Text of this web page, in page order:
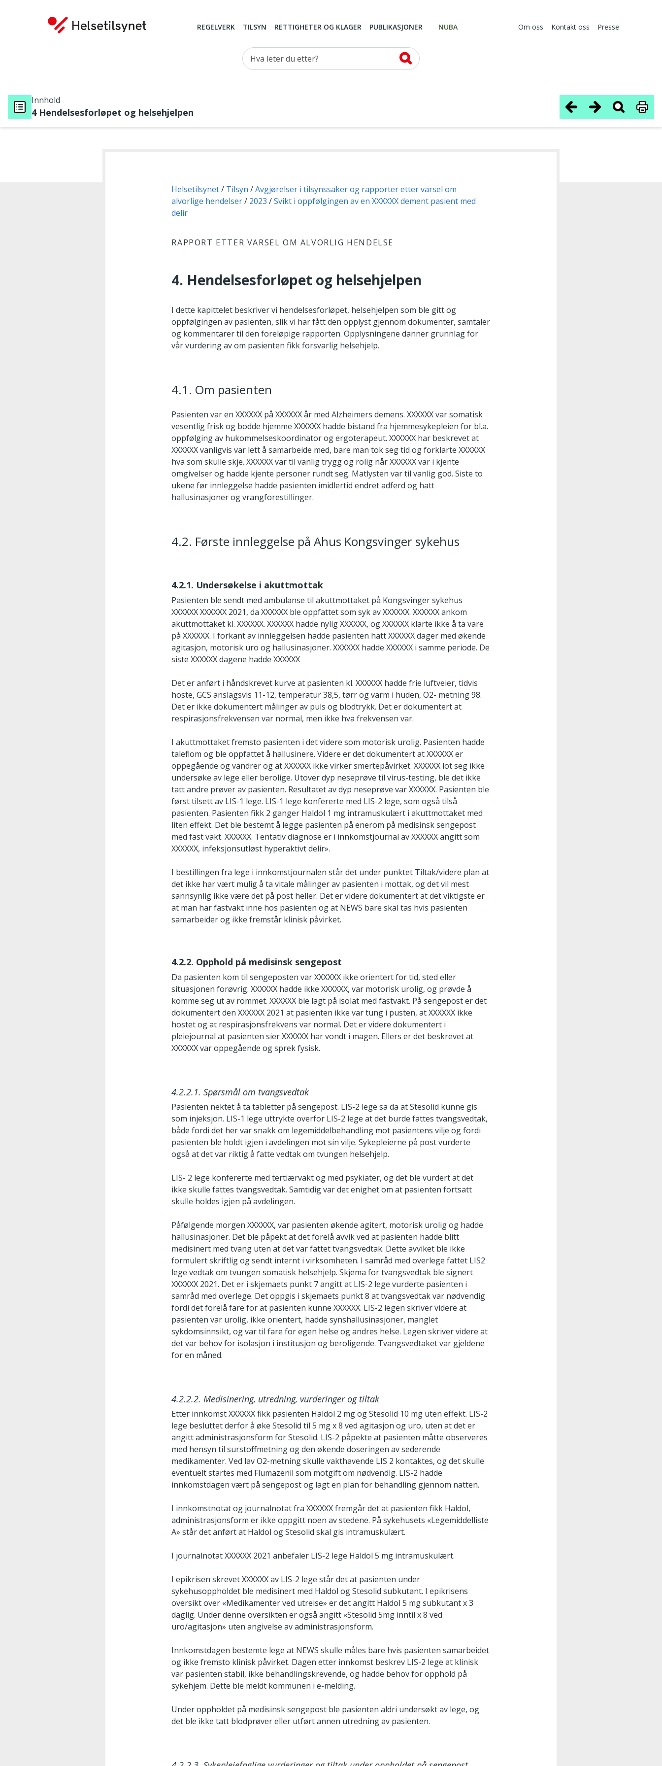
REGELVERK TILSYN RETTIGHETER OG KLAGER PUBLIKASJONER NUBA Om oss Kontakt oss Presse
Hva leter du etter?
Innhold
4 Hendelsesforløpet og helsehjelpen
Du er her:
Helsetilsynet Tilsyn
Avgjørelser i tilsynssaker og rapporter etter varsel om
alvorlige hendelser
2023
Svikt i oppfølgingen av en XXXXXX dement pasient med
delir
RAPPORT ETTER VARSEL OM ALVORLIG HENDELSE
4. Hendelsesforløpet og helsehjelpen
I dette kapittelet beskriver vi hendelsesforløpet, helsehjelpen som ble gitt og
oppfølgingen av pasienten, slik vi har fått den opplyst gjennom dokumenter, samtaler
og kommentarer til den foreløpige rapporten. Opplysningene danner grunnlag for
vår vurdering av om pasienten fikk forsvarlig helsehjelp.
4.1. Om pasienten
Pasienten var en XXXXXX på XXXXXX år med Alzheimers demens. XXXXXX var somatisk
vesentlig frisk og bodde hjemme XXXXXX hadde bistand fra hjemmesykepleien for bl.a.
oppfølging av hukommelseskoordinator og ergoterapeut. XXXXXX har beskrevet at
XXXXXX vanligvis var lett å samarbeide med, bare man tok seg tid og forklarte XXXXXX
hva som skulle skje. XXXXXX var til vanlig trygg og rolig når XXXXXX var i kjente
omgivelser og hadde kjente personer rundt seg. Matlysten var til vanlig god. Siste to
ukene før innleggelse hadde pasienten imidlertid endret adferd og hatt
hallusinasjoner og vrangforestillinger.
4.2. Første innleggelse på Ahus Kongsvinger sykehus
4.2.1. Undersøkelse i akuttmottak
Pasienten ble sendt med ambulanse til akuttmottaket på Kongsvinger sykehus
XXXXXX XXXXXX 2021, da XXXXXX ble oppfattet som syk av XXXXXX. XXXXXX ankom
akuttmottaket kl. XXXXXX. XXXXXX hadde nylig XXXXXX, og XXXXXX klarte ikke å ta vare
på XXXXXX. I forkant av innleggelsen hadde pasienten hatt XXXXXX dager med økende
agitasjon, motorisk uro og hallusinasjoner. XXXXXX hadde XXXXXX i samme periode. De
siste XXXXXX dagene hadde XXXXXX
Det er anført i håndskrevet kurve at pasienten kl. XXXXXX hadde frie luftveier, tidvis
hoste, GCS anslagsvis 11-12, temperatur 38,5, tørr og varm i huden, O2- metning 98.
Det er ikke dokumentert målinger av puls og blodtrykk. Det er dokumentert at
respirasjonsfrekvensen var normal, men ikke hva frekvensen var.
I akuttmottaket fremsto pasienten i det videre som motorisk urolig. Pasienten hadde
taleflom og ble oppfattet å hallusinere. Videre er det dokumentert at XXXXXX er
oppegående og vandrer og at XXXXXX ikke virker smertepåvirket. XXXXXX lot seg ikke
undersøke av lege eller berolige. Utover dyp neseprøve til virus-testing, ble det ikke
tatt andre prøver av pasienten. Resultatet av dyp neseprøve var XXXXXX. Pasienten ble
først tilsett av LIS-1 lege. LIS-1 lege konfererte med LIS-2 lege, som også tilså
pasienten. Pasienten fikk 2 ganger Haldol 1 mg intramuskulært i akuttmottaket med
liten effekt. Det ble bestemt å legge pasienten på enerom på medisinsk sengepost
med fast vakt. XXXXXX. Tentativ diagnose er i innkomstjournal av XXXXXX angitt som
XXXXXX, infeksjonsutløst hyperaktivt delir».
I bestillingen fra lege i innkomstjournalen står det under punktet Tiltak/videre plan at
det ikke har vært mulig å ta vitale målinger av pasienten i mottak, og det vil mest
sannsynlig ikke være det på post heller. Det er videre dokumentert at det viktigste er
at man har fastvakt inne hos pasienten og at NEWS bare skal tas hvis pasienten
samarbeider og ikke fremstår klinisk påvirket.
4.2.2. Opphold på medisinsk sengepost
Da pasienten kom til sengeposten var XXXXXX ikke orientert for tid, sted eller
situasjonen forøvrig. XXXXXX hadde ikke XXXXXX, var motorisk urolig, og prøvde å
komme seg ut av rommet. XXXXXX ble lagt på isolat med fastvakt. På sengepost er det
dokumentert den XXXXXX 2021 at pasienten ikke var tung i pusten, at XXXXXX ikke
hostet og at respirasjonsfrekvens var normal. Det er videre dokumentert i
pleiejournal at pasienten sier XXXXXX har vondt i magen. Ellers er det beskrevet at
XXXXXX var oppegående og sprek fysisk.
4.2.2.1. Spørsmål om tvangsvedtak
Pasienten nektet å ta tabletter på sengepost. LIS-2 lege sa da at Stesolid kunne gis
som injeksjon. LIS-1 lege uttrykte overfor LIS-2 lege at det burde fattes tvangsvedtak,
både fordi det her var snakk om legemiddelbehandling mot pasientens vilje og fordi
pasienten ble holdt igjen i avdelingen mot sin vilje. Sykepleierne på post vurderte
også at det var riktig å fatte vedtak om tvungen helsehjelp.
LIS- 2 lege konfererte med tertiærvakt og med psykiater, og det ble vurdert at det
ikke skulle fattes tvangsvedtak. Samtidig var det enighet om at pasienten fortsatt
skulle holdes igjen på avdelingen.
Påfølgende morgen XXXXXX, var pasienten økende agitert, motorisk urolig og hadde
hallusinasjoner. Det ble påpekt at det forelå avvik ved at pasienten hadde blitt
medisinert med tvang uten at det var fattet tvangsvedtak. Dette avviket ble ikke
formulert skriftlig og sendt internt i virksomheten. I samråd med overlege fattet LIS2
lege vedtak om tvungen somatisk helsehjelp. Skjema for tvangsvedtak ble signert
XXXXXX 2021. Det er i skjemaets punkt 7 angitt at LIS-2 lege vurderte pasienten i
samråd med overlege. Det oppgis i skjemaets punkt 8 at tvangsvedtak var nødvendig
fordi det forelå fare for at pasienten kunne XXXXXX. LIS-2 legen skriver videre at
pasienten var urolig, ikke orientert, hadde synshallusinasjoner, manglet
sykdomsinnsikt, og var til fare for egen helse og andres helse. Legen skriver videre at
det var behov for isolasjon i institusjon og beroligende. Tvangsvedtaket var gjeldene
for en måned.
4.2.2.2. Medisinering, utredning, vurderinger og tiltak
Etter innkomst XXXXXX fikk pasienten Haldol 2 mg og Stesolid 10 mg uten effekt. LIS-2
lege besluttet derfor å øke Stesolid til 5 mg x 8 ved agitasjon og uro, uten at det er
angitt administrasjonsform for Stesolid. LIS-2 påpekte at pasienten måtte observeres
med hensyn til surstoffmetning og den økende doseringen av sederende
medikamenter. Ved lav O2-metning skulle vakthavende LIS 2 kontaktes, og det skulle
eventuelt startes med Flumazenil som motgift om nødvendig. LIS-2 hadde
innkomstdagen vært på sengepost og lagt en plan for behandling gjennom natten.
I innkomstnotat og journalnotat fra XXXXXX fremgår det at pasienten fikk Haldol,
administrasjonsform er ikke oppgitt noen av stedene. På sykehusets «Legemiddelliste
A» står det anført at Haldol og Stesolid skal gis intramuskulært.
I journalnotat XXXXXX 2021 anbefaler LIS-2 lege Haldol 5 mg intramuskulært.
I epikrisen skrevet XXXXXX av LIS-2 lege står det at pasienten under
sykehusoppholdet ble medisinert med Haldol og Stesolid subkutant. I epikrisens
oversikt over «Medikamenter ved utreise» er det angitt Haldol 5 mg subkutant x 3
daglig. Under denne oversikten er også angitt «Stesolid 5mg inntil x 8 ved
uro/agitasjon» uten angivelse av administrasjonsform.
Innkomstdagen bestemte lege at NEWS skulle måles bare hvis pasienten samarbeidet
og ikke fremsto klinisk påvirket. Dagen etter innkomst beskrev LIS-2 lege at klinisk
var pasienten stabil, ikke behandlingskrevende, og hadde behov for opphold på
sykehjem. Dette ble meldt kommunen i e-melding.
Under oppholdet på medisinsk sengepost ble pasienten aldri undersøkt av lege, og
det ble ikke tatt blodprøver eller utført annen utredning av pasienten.